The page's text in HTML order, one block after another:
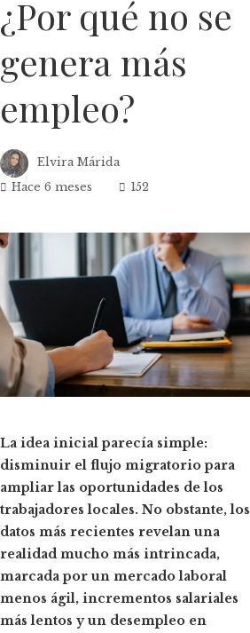
¿Por qué no se
genera más
empleo?
Elvira Márida
Hace 6 meses
152
La idea inicial parecía simple:
disminuir el flujo migratorio para
ampliar las oportunidades de los
trabajadores locales. No obstante, los
datos más recientes revelan una
realidad mucho más intrincada,
marcada por un mercado laboral
menos ágil, incrementos salariales
más lentos y un desempleo en